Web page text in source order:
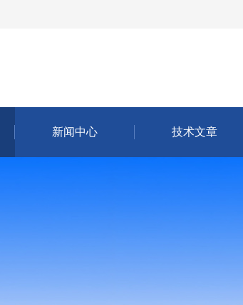
新闻中心 技术文章